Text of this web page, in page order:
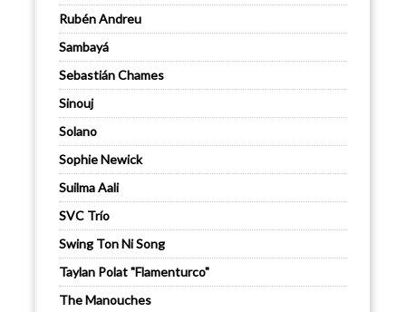
Rubén Andreu
Sambayá
Sebastián Chames
Sinouj
Solano
Sophie Newick
Suilma Aali
SVC Trío
Swing Ton Ni Song
Taylan Polat "Flamenturco"
The Manouches